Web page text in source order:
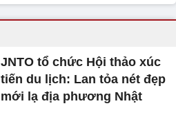
JNTO tổ chức Hội thảo xúc
tiến du lịch: Lan tỏa nét đẹp
mới lạ địa phương Nhật